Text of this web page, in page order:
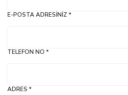
E-POSTA ADRESINIZ *
TELEFON NO *
ADRES *